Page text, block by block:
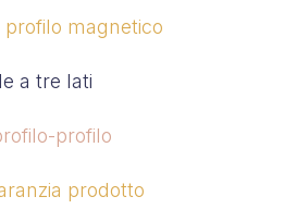
magnetico
a tre lati
profilo
prodotto